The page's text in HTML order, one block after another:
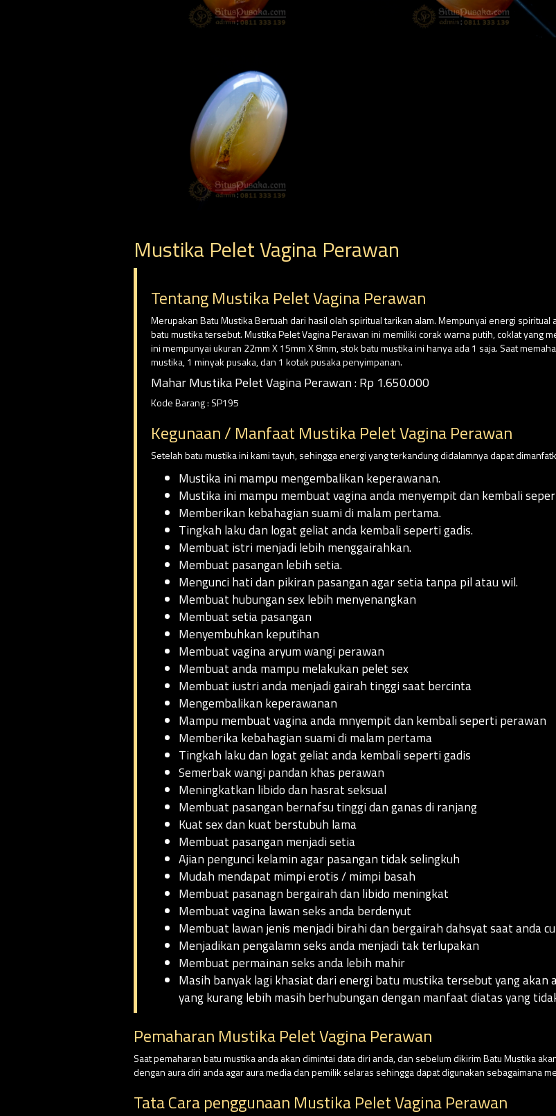
Mustika Pelet Vagina Perawan
Tentang Mustika Pelet Vagina Perawan
Merupakan Batu Mustika Bertuah dari hasil olah spiritual tarikan alam. Mempunyai energi
batu mustika tersebut. Mustika Pelet Vagina Perawan ini memiliki corak warna putih, coklat yang
ini mempunyai ukuran 22mm X 15mm X 8mm, stok batu mustika ini hanya ada 1 saja. Saat
mustika, 1 minyak pusaka, dan 1 kotak pusaka penyimpanan.
Mahar Mustika Pelet Vagina Perawan : Rp 1.650.000
Kode Barang : SP195
Kegunaan / Manfaat Mustika Pelet Vagina Perawan
Setelah batu mustika ini kami tayuh, sehingga energi yang terkandung didalamnya dapat
Mustika ini mampu mengembalikan keperawanan.
Mustika ini mampu membuat vagina anda menyempit dan kembali
Memberikan kebahagian suami di malam pertama.
Tingkah laku dan logat geliat anda kembali seperti gadis.
Membuat istri menjadi lebih menggairahkan.
Membuat pasangan lebih setia.
Mengunci hati dan pikiran pasangan agar setia tanpa pil atau wil.
Membuat hubungan sex lebih menyenangkan
Membuat setia pasangan
Menyembuhkan keputihan
Membuat vagina aryum wangi perawan
Membuat anda mampu melakukan pelet sex
Membuat iustri anda menjadi gairah tinggi saat bercinta
Mengembalikan keperawanan
Mampu membuat vagina anda mnyempit dan kembali seperti perawan
Memberika kebahagian suami di malam pertama
Tingkah laku dan logat geliat anda kembali seperti gadis
Semerbak wangi pandan khas perawan
Meningkatkan libido dan hasrat seksual
Membuat pasangan bernafsu tinggi dan ganas di ranjang
Kuat sex dan kuat berstubuh lama
Membuat pasangan menjadi setia
Ajian pengunci kelamin agar pasangan tidak selingkuh
Mudah mendapat mimpi erotis / mimpi basah
Membuat pasanagn bergairah dan libido meningkat
Membuat vagina lawan seks anda berdenyut
Membuat lawan jenis menjadi birahi dan bergairah dahsyat saat anda
Menjadikan pengalamn seks anda menjadi tak terlupakan
Membuat permainan seks anda lebih mahir
Masih banyak lagi khasiat dari energi batu mustika tersebut yang akan
yang kurang lebih masih berhubungan dengan manfaat diatas yang
Pemaharan Mustika Pelet Vagina Perawan
Saat pemaharan batu mustika anda akan dimintai data diri anda, dan sebelum dikirim Batu Mustika
dengan aura diri anda agar aura media dan pemilik selaras sehingga dapat digunakan sebagaimana
Tata Cara penggunaan Mustika Pelet Vagina Perawan